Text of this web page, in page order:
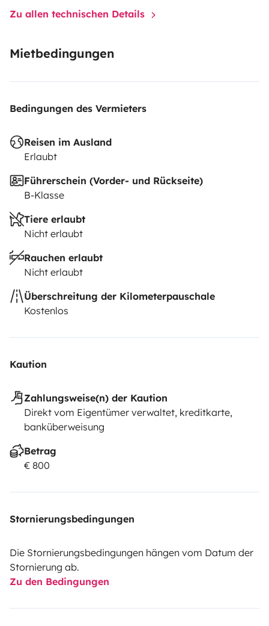
Zu allen technischen Details
Mietbedingungen
Bedingungen des Vermieters
Reisen im Ausland
Erlaubt
Führerschein (Vorder- und Rückseite)
B-Klasse
Tiere erlaubt
Nicht erlaubt
Rauchen erlaubt
Nicht erlaubt
Überschreitung der Kilometerpauschale
Kostenlos
Kaution
Zahlungsweise(n) der Kaution
Direkt vom Eigentümer verwaltet, kreditkarte,
banküberweisung
Betrag
€ 800
Stornierungsbedingungen
Die Stornierungsbedingungen hängen vom Datum der
Stornierung ab.
Zu den Bedingungen